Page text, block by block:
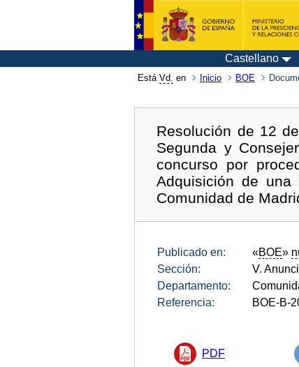
Castellano
Está Vd. en Inicio BOE
Resolución de 12
Segunda y
concurso por
Adquisición de
Comunidad de
Publicado en: «BOE»
Sección:
V.
Departamento:
Referencia:
BOE-B-
PDF